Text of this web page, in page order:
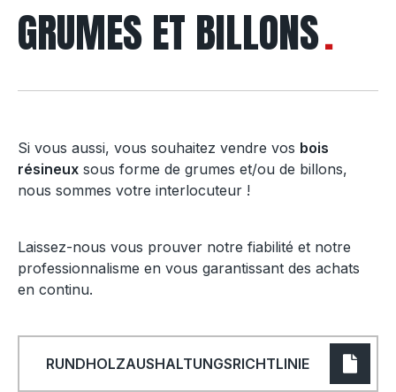
GRUMES ET BILLONS
Si vous aussi, vous souhaitez vendre vos bois
résineux sous forme de grumes et/ou de billons,
nous sommes votre interlocuteur !
Laissez-nous vous prouver notre fiabilité et notre
professionnalisme en vous garantissant des achats
en continu.
RUNDHOLZAUSHALTUNGSRICHTLINIE